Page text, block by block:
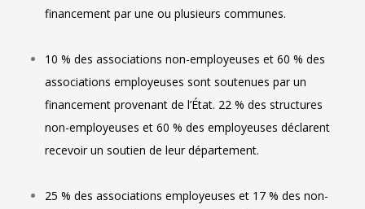
financement par une ou plusieurs communes.
10 % des associations non-employeuses et 60 % des
associations employeuses sont soutenues par un
financement provenant de l’État. 22 % des structures
non-employeuses et 60 % des employeuses déclarent
recevoir un soutien de leur département.
25 % des associations employeuses et 17 % des non-